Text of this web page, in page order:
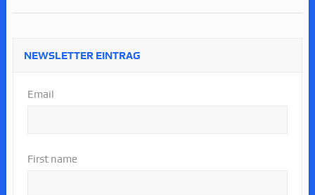
NEWSLETTER EINTRAG
Email
First name